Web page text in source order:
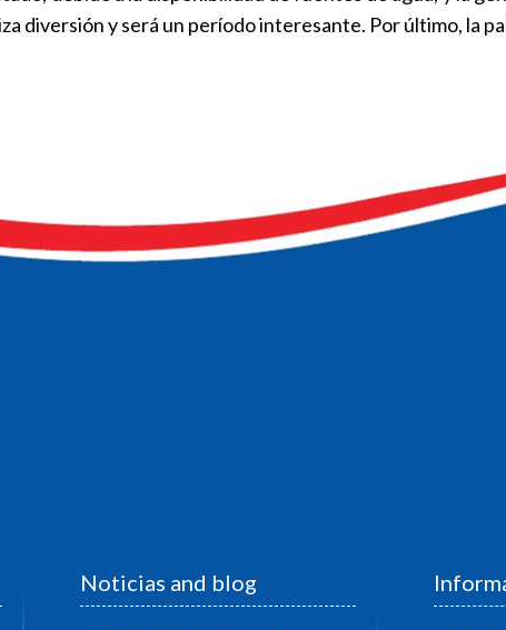
diversión y será un período interesante. Por último, la
Noticias and blog